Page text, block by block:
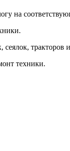
на
тракторов
техники.